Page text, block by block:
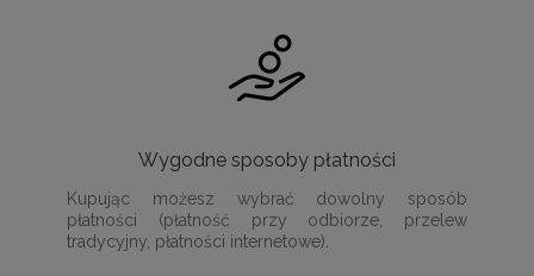
Wygodne sposoby płatności
Kupując możesz wybrać dowolny sposób
płatności (płatność przy odbiorze, przelew
tradycyjny, płatności internetowe).